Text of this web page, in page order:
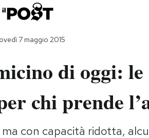
7 maggio 2015
di oggi: le
chi prende
con capacità ridotta,